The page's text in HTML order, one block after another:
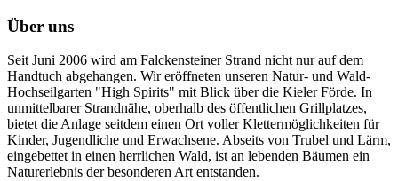
Über uns
Seit Juni 2006 wird am Falckensteiner Strand nicht nur auf dem
Handtuch abgehangen. Wir eröffneten unseren Natur- und Wald-
Hochseilgarten "High Spirits" mit Blick über die Kieler Förde. In
unmittelbarer Strandnähe, oberhalb des öffentlichen Grillplatzes,
bietet die Anlage seitdem einen Ort voller Klettermöglichkeiten für
Kinder, Jugendliche und Erwachsene. Abseits von Trubel und Lärm,
eingebettet in einen herrlichen Wald, ist an lebenden Bäumen ein
Naturerlebnis der besonderen Art entstanden.